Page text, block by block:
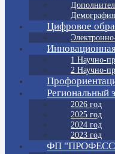
Демография
Цифровое
1 Научно-
2 Научно-
Региональный
2026 год
2025 год
2024 год
2023 год
ФП